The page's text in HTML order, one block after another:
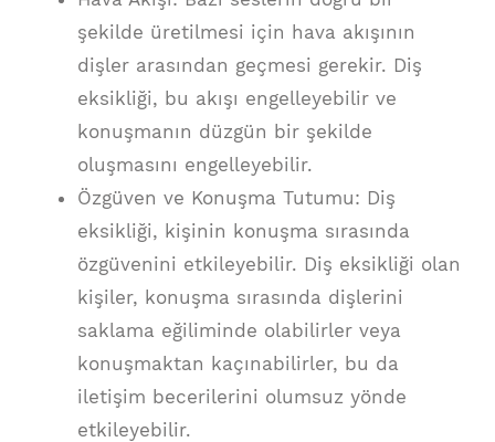
şekilde üretilmesi için hava akışının
dişler arasından geçmesi gerekir. Diş
eksikliği, bu akışı engelleyebilir ve
konuşmanın düzgün bir şekilde
oluşmasını engelleyebilir.
Özgüven ve Konuşma Tutumu: Diş
eksikliği, kişinin konuşma sırasında
özgüvenini etkileyebilir. Diş eksikliği olan
kişiler, konuşma sırasında dişlerini
saklama eğiliminde olabilirler veya
konuşmaktan kaçınabilirler, bu da
iletişim becerilerini olumsuz yönde
etkileyebilir.